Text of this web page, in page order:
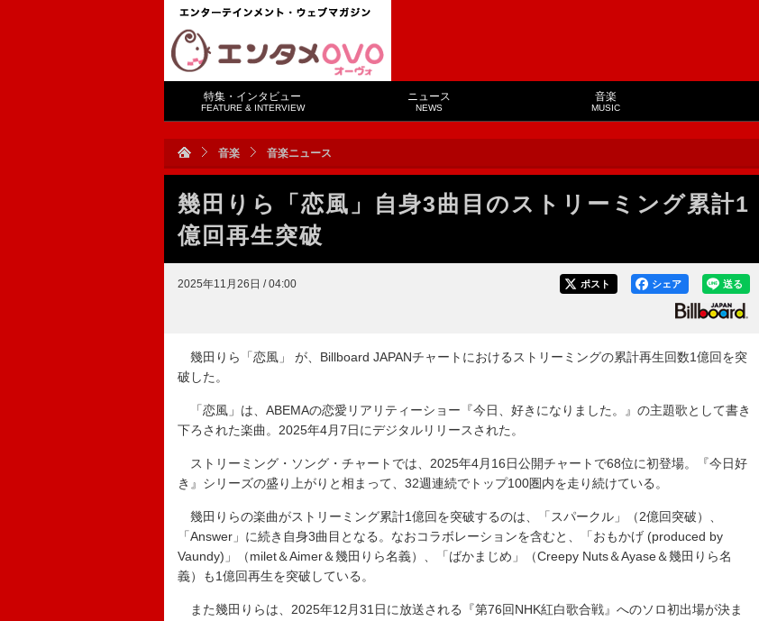
特集・インタビュー
FEATURE & INTERVIEW
ニュース
NEWS
音楽
MUSIC
音楽 音楽ニュース
幾田りら「恋風」自身3曲目のストリーミング累計1
億回再生突破
2025年11月26日 / 04:00 送る
シェア
ポスト
幾田りら「恋風」 が、Billboard JAPANチャートにおけるストリーミングの累計再生回数1億回を突
破した。
「恋風」は、ABEMAの恋愛リアリティーショー『今日、好きになりました。』の主題歌として書き
下ろされた楽曲。2025年4月7日にデジタルリリースされた。
ストリーミング・ソング・チャートでは、2025年4月16日公開チャートで68位に初登場。『今日好
き』シリーズの盛り上がりと相まって、32週連続でトップ100圏内を走り続けている。
幾田りらの楽曲がストリーミング累計1億回を突破するのは、「スパークル」（2億回突破）、
「Answer」に続き自身3曲目となる。なおコラボレーションを含むと、「おもかげ (produced by
Vaundy)」（milet＆Aimer＆幾田りら名義）、「ばかまじめ」（Creepy Nuts＆Ayase＆幾田りら名
義）も1億回再生を突破している。
また幾田りらは、2025年12月31日に放送される『第76回NHK紅白歌合戦』へのソロ初出場が決ま